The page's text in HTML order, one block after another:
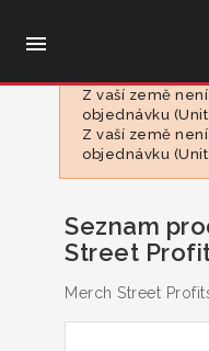

Z vaší země
objednávku
Z vaší země
objednávku
Seznam
Street
Merch Street